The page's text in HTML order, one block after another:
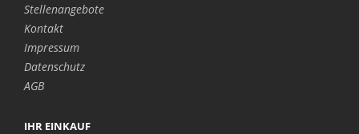
Stellenangebote
Kontakt
Impressum
Datenschutz
AGB
IHR EINKAUF